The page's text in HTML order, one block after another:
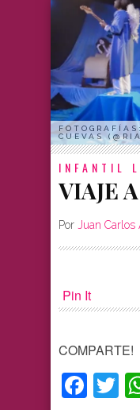
CUEVAS
INFANTIL
VIAJE
Por Juan Carlos
Pin It
COMPARTE!